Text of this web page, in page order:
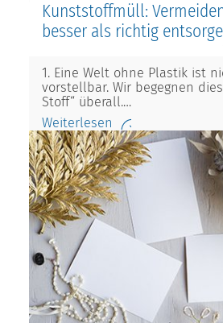
Kunststoffmüll:
besser als richtig
1. Eine Welt ohne Plastik ist
vorstellbar. Wir begegnen
Stoff“ überall.…
Weiterlesen